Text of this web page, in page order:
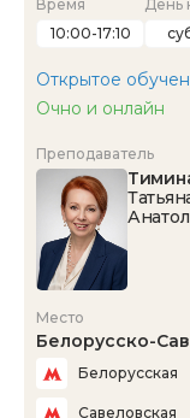
Время
10:00-17:10
День
Открытое
Очно и онлайн
Преподаватель
Место
Белорусско-
Белорусская
Савеловская